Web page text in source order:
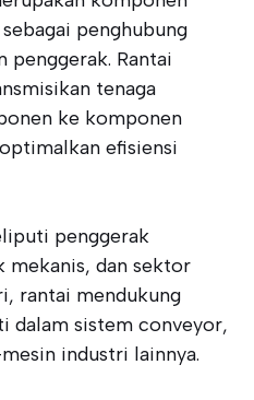
penghubung
penggerak. Rantai
tenaga
ke komponen
efisiensi
penggerak
mekanis, dan sektor
rantai mendukung
dalam sistem conveyor,
industri lainnya.